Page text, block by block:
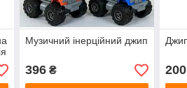
Музичний інерційний джип
396₴ 200